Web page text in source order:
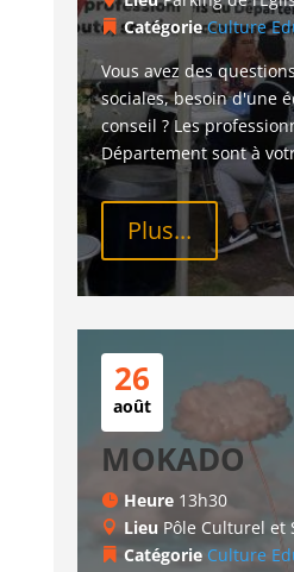
CatégorieCulture
Vous avez des
sociales, besoin d'une
conseil ? Les
Département sont à
Plus...
26
août
MOKADO
Heure 13h30
Lieu Pôle Culturel et
Catégorie Culture